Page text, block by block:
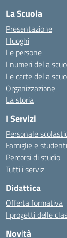
La Scuola
Presentazione
I luoghi
Le persone
I numeri della
Le carte della
Organizzazione
La storia
I Servizi
Personale
Famiglie e studenti
Percorsi di studio
Tutti i servizi
Didattica
Offerta formativa
I progetti delle
Novità